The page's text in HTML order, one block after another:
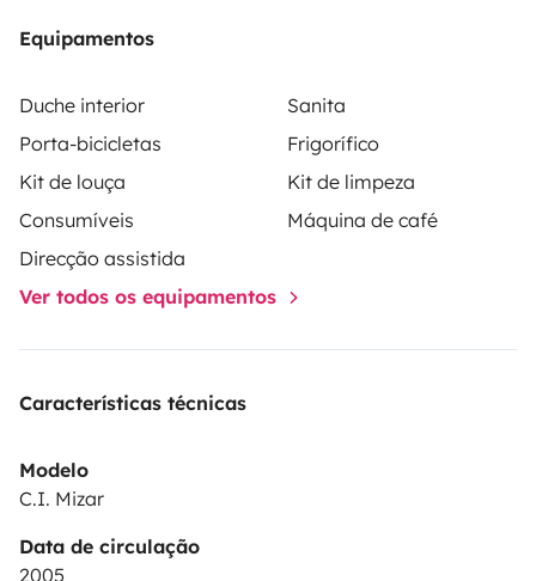
Equipamentos
Duche interior
Sanita
Porta-bicicletas
Frigorífico
Kit de louça
Kit de limpeza
Consumíveis
Máquina de café
Direcção assistida
Ver todos os equipamentos
Características técnicas
Modelo
C.I. Mizar
Data de circulação
2005